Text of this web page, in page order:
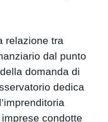
relazione tra
dal punto
domanda di
dedica
condotte